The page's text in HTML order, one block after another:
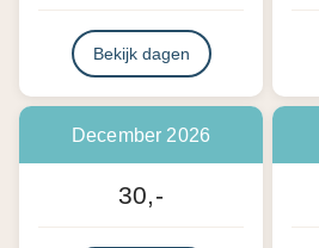
Bekijk dagen
December 2026
30,-